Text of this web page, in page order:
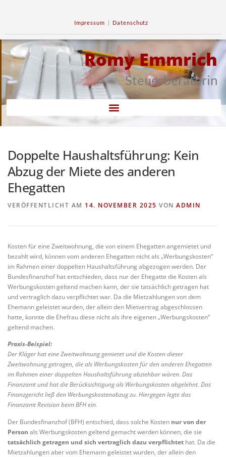
Impressum | Datenschutz
Romy Emmrich
Steuerberaterin
Doppelte Haushaltsführung: Kein
Abzug der Miete des anderen
Ehegatten
VERÖFFENTLICHT AM 14. NOVEMBER 2025 VON ADMIN
Kosten für eine Zweitwohnung, die von einem Ehegatten angemietet und
bezahlt wird, können vom anderen Ehegatten nicht als „Werbungskosten“
im Rahmen einer doppelten Haushaltsführung abgezogen werden. Der
Bundesfinanzhof hat entschieden, dass nur der Ehegatte die Kosten als
Werbungskosten geltend machen kann, der sie tatsächlich getragen hat
und vertraglich dazu verpflichtet war. Da die Mietzahlungen von dem
Ehemann geleistet wurden, der allein den Mietvertrag abgeschlossen
hatte, konnte die Ehefrau diese nicht als ihre eigenen „Werbungskosten“
geltend machen.
Praxis-Beispiel:
Der Kläger hat eine Zweitwohnung gemietet und die Kosten dieser
Zweitwohnung getragen, die als Werbungskosten für den anderen Ehegatten
im Rahmen einer doppelten Haushaltsführung abziehbar wären. Das
Finanzamt und hat die Berücksichtigung als Werbungskosten abgelehnt. Das
Finanzgericht ließ den Werbungskostenabzug zu. Hiergegen legte das
Finanzamt Revision beim BFH ein.
Der Bundesfinanzhof (BFH) entschied, dass solche Kosten nur von der
Person als Werbungskosten geltend gemacht werden können, die sie
tatsächlich getragen und sich vertraglich dazu verpflichtet hat. Da die
Mietzahlungen aber vom Ehemann geleistet wurden, der allein den